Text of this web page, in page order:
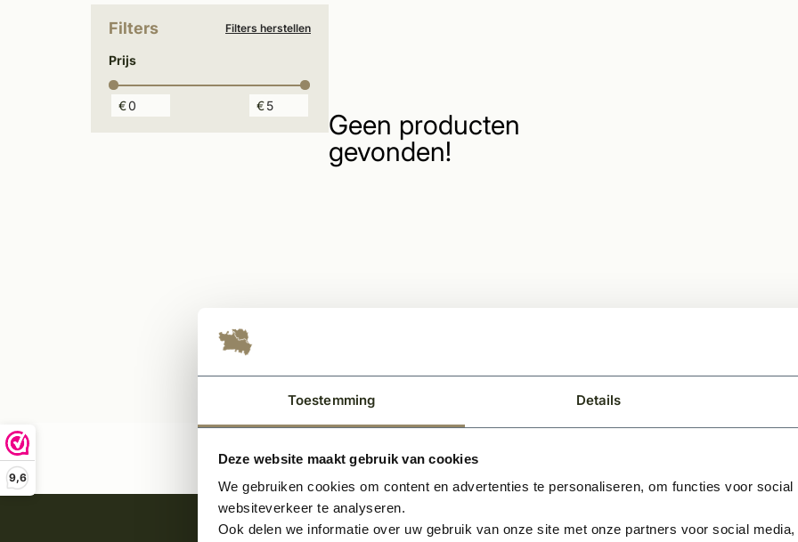
Toestemming Details
Deze website maakt gebruik van cookies
We gebruiken cookies om content en advertenties te personaliseren, om functies voor
websiteverkeer te analyseren.
Ook delen we informatie over uw gebruik van onze site met onze partners voor social
9,6
Filters Filters herstellen
Prijs
€ €
Geen producten
gevonden!
Aanmelden voor de